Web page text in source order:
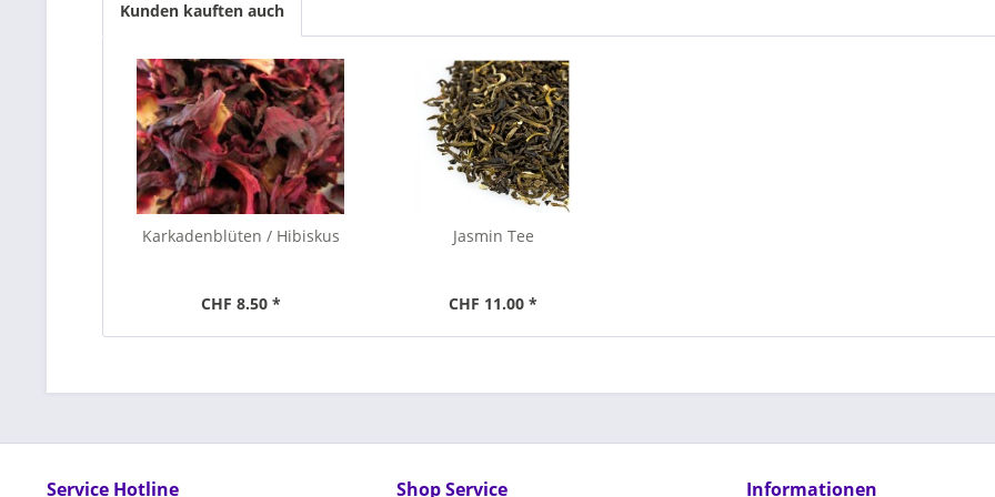
Kunden kauften auch
Karkadenblüten / Hibiskus
CHF 8.50 *
Jasmin Tee
CHF 11.00 *
Service Hotline Shop Service Informationen